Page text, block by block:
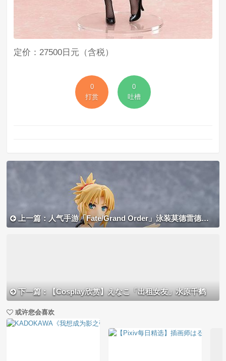
定价：27500日元（含税）
0
打赏
0
吐槽
上一篇：人气手游「Fate/Grand Order」泳装莫德雷德登场！
下一篇：【Cosplay欣赏】えなこ「出租女友」水原千鹤
或许您会喜欢